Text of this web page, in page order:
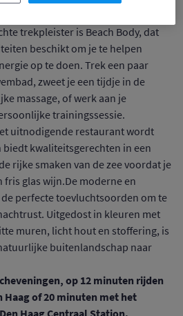
trekpleister is Beach Body, dat
beschikt om je te helpen
op te doen. Trek een paar
zweet je een tijdje in de
massage, of werk aan je
trainingssessie.
uitnodigende restaurant wordt
kwaliteitsgerechten in een
rijke smaken van de zee voordat je
fris glas wijn.De moderne en
perfecte toevluchtsoorden om te
Uitgedost in kleuren met
muren, licht hout en stoffering, is
buitenlandschap naar
op 12 minuten rijden
Haag of 20 minuten met het